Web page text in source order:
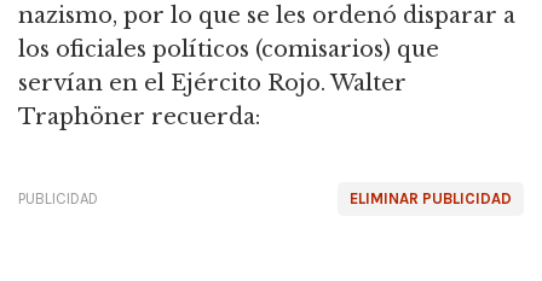
nazismo, por lo que se les ordenó disparar a
los oficiales políticos (comisarios) que
servían en el Ejército Rojo.Walter
Traphöner recuerda:
ELIMINAR PUBLICIDAD
PUBLICIDAD